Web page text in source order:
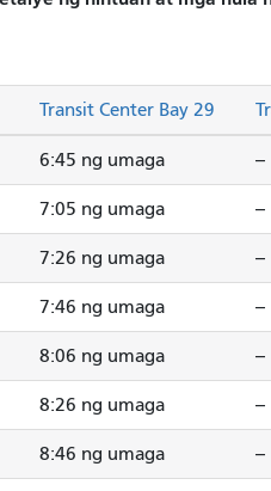
Transit Center Bay 29
6:45 ng umaga --
7:05 ng umaga --
7:26 ng umaga --
7:46 ng umaga --
8:06 ng umaga --
8:26 ng umaga --
8:46 ng umaga --